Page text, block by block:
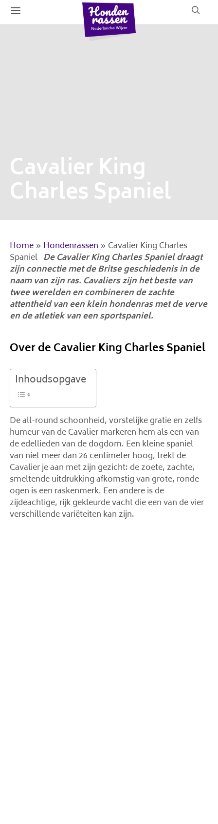
Cavalier King
Charles Spaniel
Home » Hondenrassen » Cavalier King Charles
Spaniel De Cavalier King Charles Spaniel draagt ​​
zijn connectie met de Britse geschiedenis in de
naam van zijn ras. Cavaliers zijn het beste van
twee werelden en combineren de zachte
attentheid van een klein hondenras met de verve
en de atletiek van een sportspaniel.
Over de Cavalier King Charles Spaniel
Inhoudsopgave
De all-round schoonheid, vorstelijke gratie en zelfs
humeur van de Cavalier markeren hem als een van
de edellieden van de dogdom. Een kleine spaniel
van niet meer dan 26 centimeter hoog, trekt de
Cavalier je aan met zijn gezicht: de zoete, zachte,
smeltende uitdrukking afkomstig van grote, ronde
ogen is een raskenmerk. Een andere is de
zijdeachtige, rijk gekleurde vacht die een van de vier
verschillende variëteiten kan zijn.